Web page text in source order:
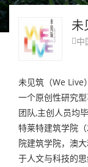
未
 中
未见筑（We Live
一个原创性研究
团队,主创人员均
特莱特建筑学院
院建筑学院，澳
于人文与科技的